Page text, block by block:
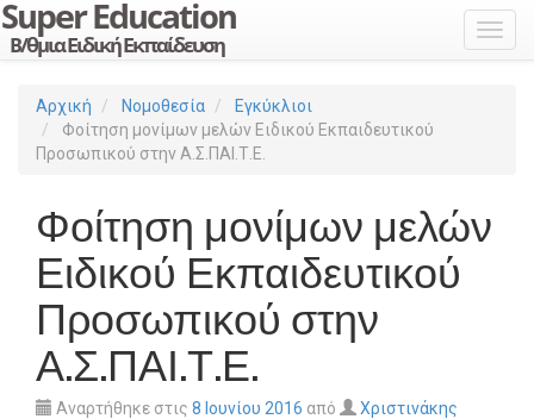
Αρχική Νομοθεσία
Εγκύκλιοι
Φοίτηση μονίμων μελών Ειδικού Εκπαιδευτικού
Προσωπικού στην Α.Σ.ΠΑΙ.Τ.Ε.
Φοίτηση μονίμων μελών
Ειδικού Εκπαιδευτικού
Προσωπικού στην
Α.Σ.ΠΑΙ.Τ.Ε.
Αναρτήθηκε στις 8 Ιουνίου 2016 από
Χριστινάκης